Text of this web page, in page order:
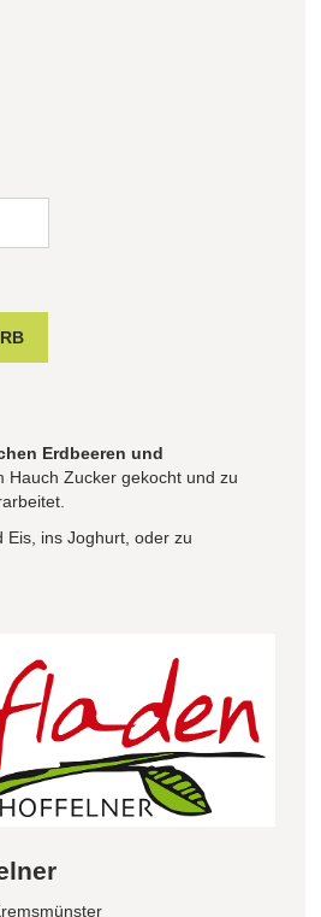
Erdbeeren und
Hauch Zucker gekocht und zu
Eis, ins Joghurt, oder zu